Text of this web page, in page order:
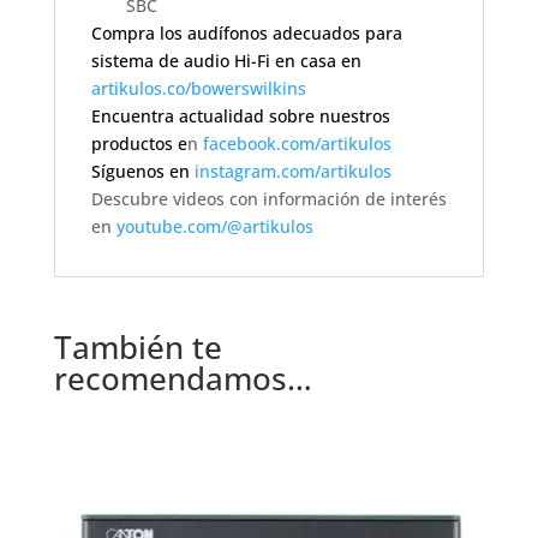
SBC
Compra los audífonos adecuados para
sistema de audio Hi-Fi en casa en
artikulos.co/bowerswilkins
Encuentra actualidad sobre nuestros
productos en facebook.com/artikulos
Síguenos en instagram.com/artikulos
Descubre videos con información de interés
en youtube.com/@artikulos
También te
recomendamos…